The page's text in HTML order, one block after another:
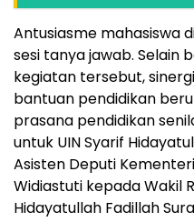
Antusiasme mahasiswa
sesi tanya jawab. Selain
kegiatan tersebut,
bantuan pendidikan
prasana pendidikan
untuk UIN Syarif
Asisten Deputi
Widiastuti kepada Wakil
Hidayatullah Fadillah